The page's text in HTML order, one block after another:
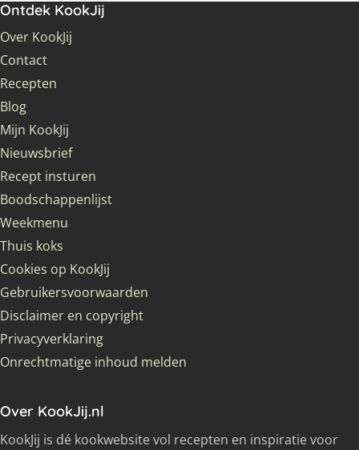
Ontdek KookJij
Over KookJij
Contact
Recepten
Blog
Mijn KookJij
Nieuwsbrief
Recept insturen
Boodschappenlijst
Weekmenu
Thuis koks
Cookies op KookJij
Gebruikersvoorwaarden
Disclaimer en copyright
Privacyverklaring
Onrechtmatige inhoud melden
Over KookJij.nl
KookJij is dé kookwebsite vol recepten en inspiratie voor